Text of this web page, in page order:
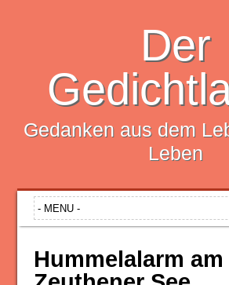
Der
Gedanken aus dem
Leben
Hummelalarm am